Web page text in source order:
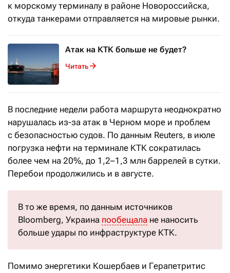
к морскому терминалу в районе Новороссийска,
откуда танкерами отправляется на мировые рынки.
Атак на КТК больше не будет?
Читать
В последние недели работа маршрута неоднократно
нарушалась из-за атак в Черном море и проблем
с безопасностью судов. По данным Reuters, в июле
погрузка нефти на терминале КТК сократилась
более чем на 20%, до 1,2–1,3 млн баррелей в сутки.
Перебои продолжились и в августе.
В то же время, по данным источников
Bloomberg, Украина пообещала не наносить
больше удары по инфраструктуре КТК.
Помимо энергетики Кошербаев и Герапетритис